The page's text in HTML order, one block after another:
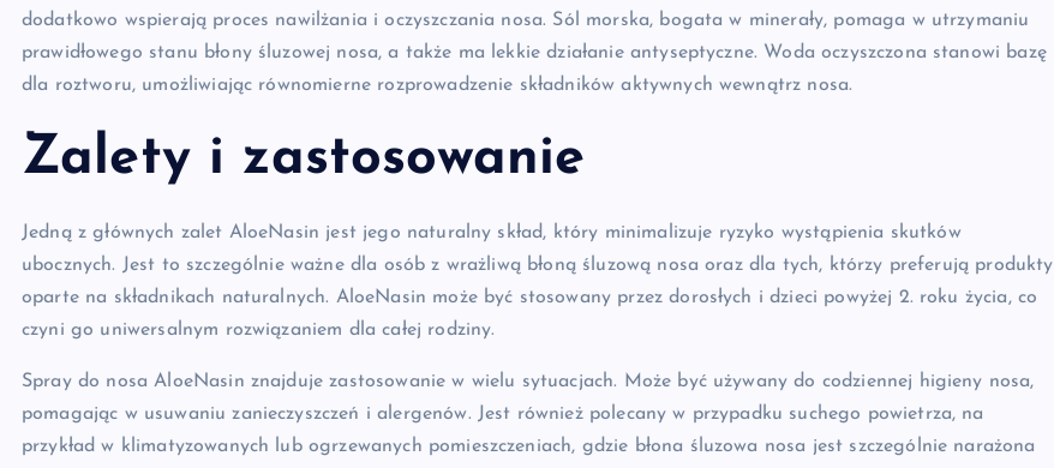
dodatkowo wspierają proces nawilżania i oczyszczania nosa. Sól morska, bogata w minerały, pomaga w utrzymaniu
prawidłowego stanu błony śluzowej nosa, a także ma lekkie działanie antyseptyczne. Woda oczyszczona stanowi bazę
dla roztworu, umożliwiając równomierne rozprowadzenie składników aktywnych wewnątrz nosa.
Zalety i zastosowanie
Jedną z głównych zalet AloeNasin jest jego naturalny skład, który minimalizuje ryzyko wystąpienia skutków
ubocznych. Jest to szczególnie ważne dla osób z wrażliwą błoną śluzową nosa oraz dla tych, którzy preferują produkty
oparte na składnikach naturalnych. AloeNasin może być stosowany przez dorosłych i dzieci powyżej 2. roku życia, co
czyni go uniwersalnym rozwiązaniem dla całej rodziny.
Spray do nosa AloeNasin znajduje zastosowanie w wielu sytuacjach. Może być używany do codziennej higieny nosa,
pomagając w usuwaniu zanieczyszczeń i alergenów. Jest również polecany w przypadku suchego powietrza, na
przykład w klimatyzowanych lub ogrzewanych pomieszczeniach, gdzie błona śluzowa nosa jest szczególnie narażona